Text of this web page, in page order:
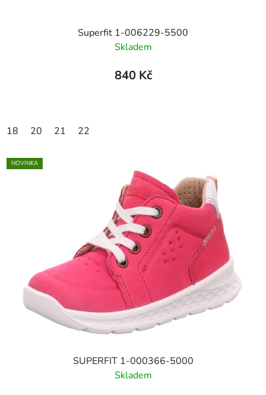
Superfit 1-006229-5500
Skladem
840 Kč
18 20 21 22
NOVINKA
SUPERFIT 1-000366-5000
Skladem